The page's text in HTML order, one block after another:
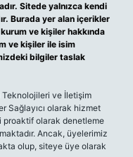
Sitede yalnızca kendi
Burada yer alan içerikler
ve kişiler hakkında
ve kişiler ile isim
bilgiler taslak
Teknolojileri ve İletişim
Sağlayıcı olarak hizmet
proaktif olarak denetleme
Ancak, üyelerimiz
olup, siteye üye olarak